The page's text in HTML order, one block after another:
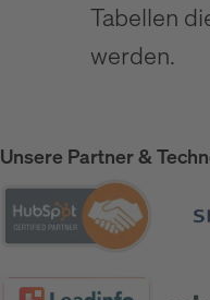
Tabellen
werden.
Unsere Partner &